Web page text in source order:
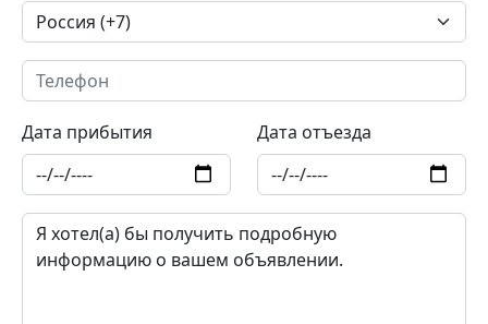
Дата прибытия Дата отъезда